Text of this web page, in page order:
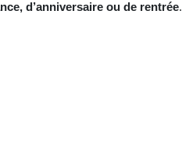
d’anniversaire ou de rentrée.